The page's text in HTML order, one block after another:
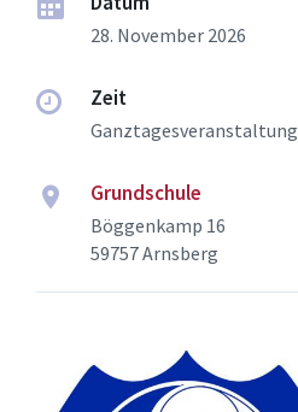
28. November 2026
Zeit
Ganztagesveranstaltung
Grundschule
Böggenkamp 16
59757 Arnsberg